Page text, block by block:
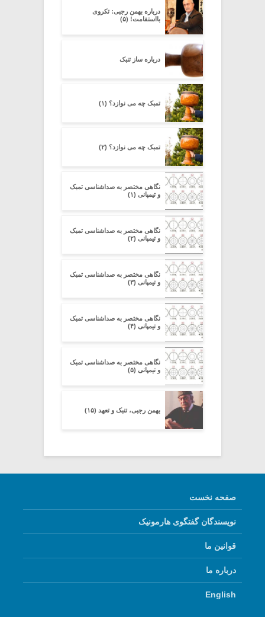
درباره بهمن رجبی: تکروی
بااستقامت! (۵)
درباره ساز تنبک
تمبک چه می نوازد؟ (۱)
تمبک چه می نوازد؟ (۲)
نگاهی مختصر به صداشناسی تمبک
و تیمپانی (۱)
نگاهی مختصر به صداشناسی تمبک
و تیمپانی (۲)
نگاهی مختصر به صداشناسی تمبک
و تیمپانی (۳)
نگاهی مختصر به صداشناسی تمبک
و تیمپانی (۴)
نگاهی مختصر به صداشناسی تمبک
و تیمپانی (۵)
بهمن رجبی، تنبک و تعهد (۱۵)
صفحه نخست
نویسندگان گفتگوی هارمونیک
قوانین ما
درباره ما
English